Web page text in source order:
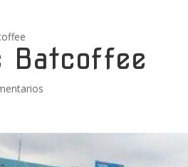
Batcoffee